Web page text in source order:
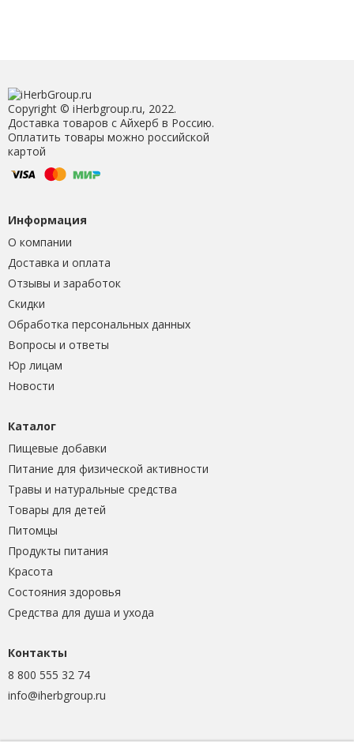
Copyright © iHerbgroup.ru, 2022.
Доставка товаров с Айхерб в Россию.
Оплатить товары можно российской
картой
Информация
О компании
Доставка и оплата
Отзывы и заработок
Скидки
Обработка персональных данных
Вопросы и ответы
Юр лицам
Новости
Каталог
Пищевые добавки
Питание для физической активности
Травы и натуральные средства
Товары для детей
Питомцы
Продукты питания
Красота
Состояния здоровья
Средства для душа и ухода
Контакты
8 800 555 32 74
info@iherbgroup.ru